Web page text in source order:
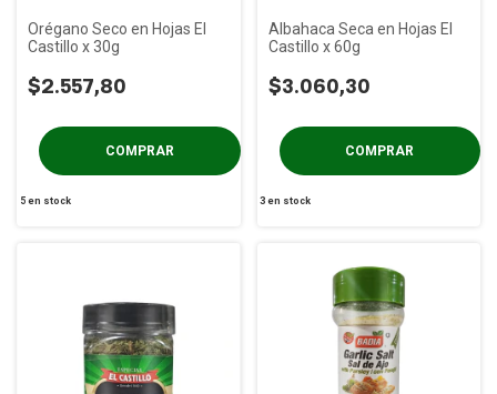
Orégano Seco en Hojas El
Castillo x 30g
$2.557,80
5en stock
Albahaca Seca en Hojas El
Castillo x 60g
$3.060,30
3 en stock